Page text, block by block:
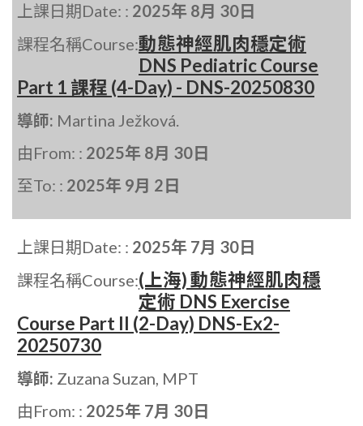
上課日期Date: : 2025年 8月 30日
課程名稱Course:動態神經肌肉穩定術
DNS Pediatric Course
Part 1 課程 (4-Day) - DNS-20250830
導師: Martina Ježková.
由From: : 2025年 8月 30日
至To: : 2025年 9月 2日
上課日期Date: : 2025年 7月 30日
課程名稱Course:(上海) 動態神經肌肉穩
定術 DNS Exercise
Course Part II (2-Day) DNS-Ex2-
20250730
導師: Zuzana Suzan, MPT
由From: : 2025年 7月 30日